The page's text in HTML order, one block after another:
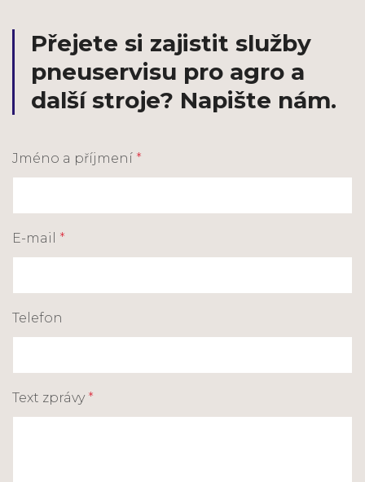
Přejete si zajistit služby
pneuservisu pro agro a
další stroje? Napište nám.
Jméno a příjmení *
E-mail *
Telefon
Text zprávy *